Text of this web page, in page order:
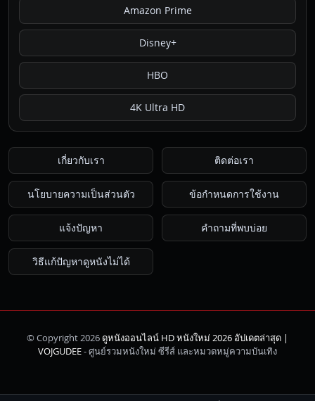
Amazon Prime
Disney+
HBO
4K Ultra HD
เกี่ยวกับเรา ติดต่อเรา
นโยบายความเป็นส่วนตัว ข้อกำหนดการใช้งาน
แจ้งปัญหา คำถามที่พบบ่อย
วิธีแก้ปัญหาดูหนังไม่ได้
© Copyright 2026ดูหนังออนไลน์ HD หนังใหม่ 2026 อัปเดตล่าสุด |
VOJGUDEE- ศูนย์รวมหนังใหม่ ซีรีส์ และหมวดหมู่ความบันเทิง
ค้นหา